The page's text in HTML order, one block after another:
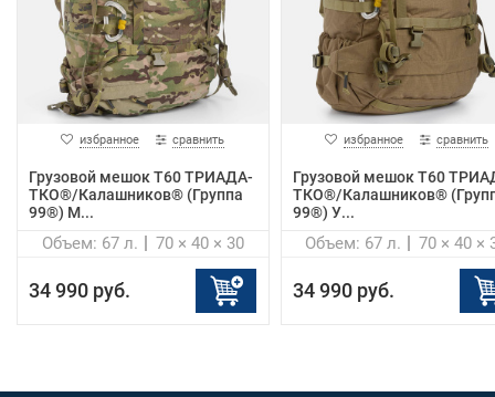
избранное сравнить
Грузовой мешок Т60 ТРИАДА-
ТКО®/Калашников® (Группа
99®) М...
70 × 40 × 30
Объем: 67 л.
34 990 руб.
избранное сравнить
Грузовой мешок Т60
ТКО®/Калашников®
99®) У...
70 × 40 ×
Объем: 67 л.
34 990 руб.